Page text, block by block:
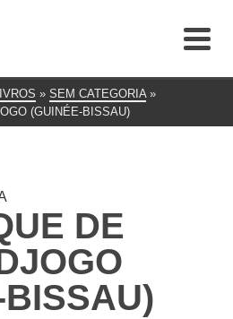
» SEM CATEGORIA »
(GUINÉE-BISSAU)
DE